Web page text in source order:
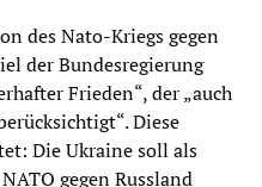
des Nato-Kriegs gegen
der Bundesregierung
Frieden“, der „auch
Diese
Die Ukraine soll als
gegen Russland